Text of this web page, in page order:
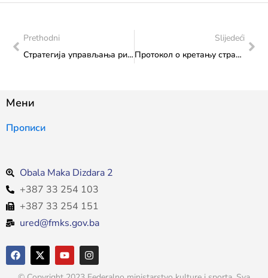
Prethodni
Стратегија управљања ризицима у Федералном министарству културе и спорта
Slijedeći
Протокол о кретању странака у објекту Федералног министарства културе и спорта
Мени
Прописи
Obala Maka Dizdara 2
+387 33 254 103
+387 33 254 151
ured@fmks.gov.ba